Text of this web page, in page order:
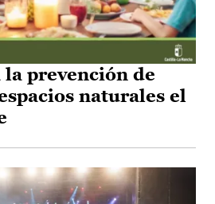
prevención de
naturales el